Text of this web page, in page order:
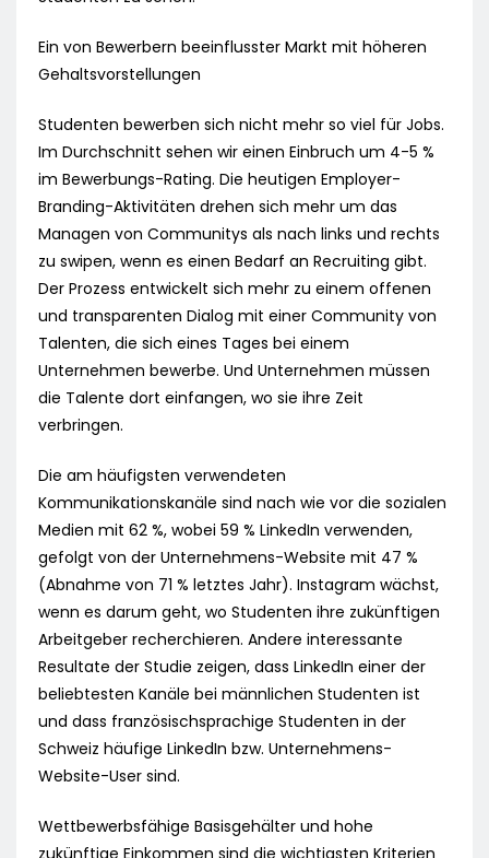
Ein von Bewerbern beeinflusster Markt mit höheren
Gehaltsvorstellungen
Studenten bewerben sich nicht mehr so viel für Jobs.
Im Durchschnitt sehen wir einen Einbruch um 4-5 %
im Bewerbungs-Rating. Die heutigen Employer-
Branding-Aktivitäten drehen sich mehr um das
Managen von Communitys als nach links und rechts
zu swipen, wenn es einen Bedarf an Recruiting gibt.
Der Prozess entwickelt sich mehr zu einem offenen
und transparenten Dialog mit einer Community von
Talenten, die sich eines Tages bei einem
Unternehmen bewerbe. Und Unternehmen müssen
die Talente dort einfangen, wo sie ihre Zeit
verbringen.
Die am häufigsten verwendeten
Kommunikationskanäle sind nach wie vor die sozialen
Medien mit 62 %, wobei 59 % LinkedIn verwenden,
gefolgt von der Unternehmens-Website mit 47 %
(Abnahme von 71 % letztes Jahr). Instagram wächst,
wenn es darum geht, wo Studenten ihre zukünftigen
Arbeitgeber recherchieren. Andere interessante
Resultate der Studie zeigen, dass LinkedIn einer der
beliebtesten Kanäle bei männlichen Studenten ist
und dass französischsprachige Studenten in der
Schweiz häufige LinkedIn bzw. Unternehmens-
Website-User sind.
Wettbewerbsfähige Basisgehälter und hohe